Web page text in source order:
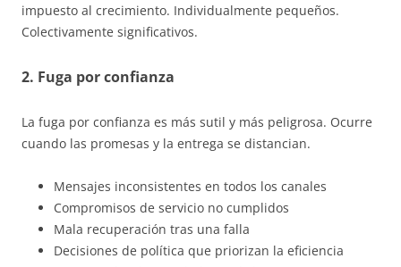
impuesto al crecimiento. Individualmente pequeños.
Colectivamente significativos.
2. Fuga por confianza
La fuga por confianza es más sutil y más peligrosa. Ocurre
cuando las promesas y la entrega se distancian.
Mensajes inconsistentes en todos los canales
Compromisos de servicio no cumplidos
Mala recuperación tras una falla
Decisiones de política que priorizan la eficiencia